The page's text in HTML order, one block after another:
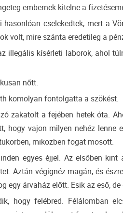
embernek kitelne a
cselekedtek, mert a
volt, mire szánta eredetileg a
illegális kísérleti laborok, ahol
nőtt.
komolyan fontolgatta a szökést.
zakatolt a fejében hetek óta.
hogy vajon milyen nehéz lenne
miközben fogat mosott.
egyes éjjel. Az elsőben
Aztán végignéz magán, és
egy árvaház előtt. Esik az eső,
hogy felébred. Félálomban